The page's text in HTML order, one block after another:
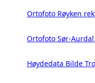
Ortofoto Røyken
Ortofoto Sør-Aurdal
Høydedata Bilde